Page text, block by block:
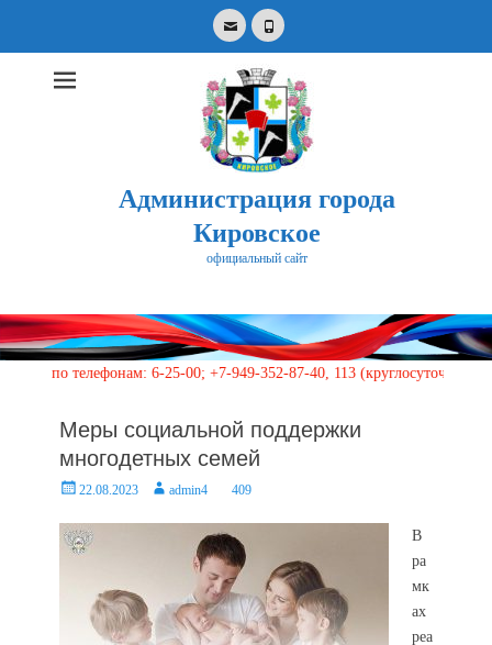
EmailPhone
Администрация города
Кировское
официальный сайт
for:
телефонам: 6-25-00; +7-949-352-87-40, 113 (круглосуточно)
Меры социальной поддержки
многодетных семей
Posted22.08.2023 Authoradmin4 409
В
ра
мк
ах
реа